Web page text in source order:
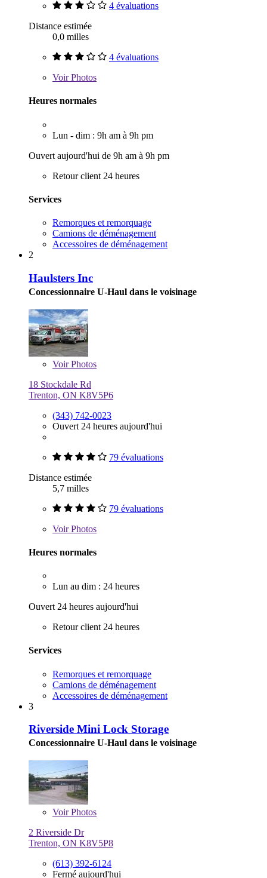
4 évaluations
Distance estimée
0,0 milles
4 évaluations
VoirPhotos
Heures normales
Lun - dim : 9h am à 9h pm
Ouvert aujourd'hui de 9h am à 9h pm
Retour client 24 heures
Services
Remorques et remorquage
Camions de déménagement
Accessoires de déménagement
2
Haulsters Inc
Concessionnaire U-Haul dans le voisinage
VoirPhotos
18 Stockdale Rd
Trenton, ON K8V5P6
(343) 742-0023
Ouvert 24 heures aujourd'hui
79 évaluations
Distance estimée
5,7 milles
79 évaluations
VoirPhotos
Heures normales
Lun au dim : 24 heures
Ouvert 24 heures aujourd'hui
Retour client 24 heures
Services
Remorques et remorquage
Camions de déménagement
Accessoires de déménagement
3
Riverside Mini Lock Storage
Concessionnaire U-Haul dans le voisinage
VoirPhotos
2 Riverside Dr
Trenton, ON K8V5P8
(613) 392-6124
Fermé aujourd'hui